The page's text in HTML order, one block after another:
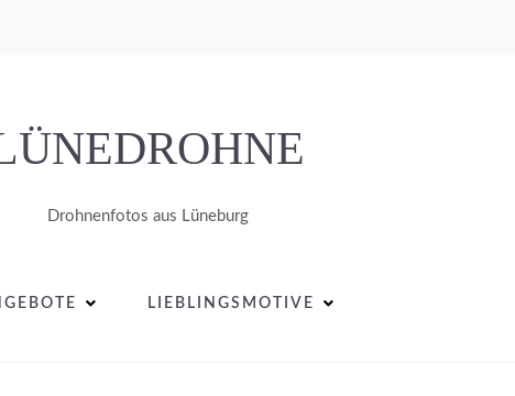
Drohnenfotos aus Lüneburg
LIEBLINGSMOTIVE